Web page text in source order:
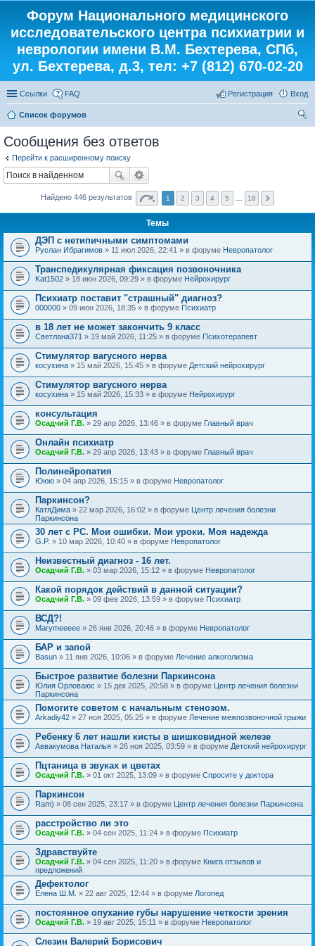
Форум Национального медицинского
исследовательского центра психиатрии и
неврологии имени В.М. Бехтерева, СПб,
ул. Бехтерева, д.3, тел: +7 (812) 670-02-20
Ссылки FAQ Вход
Регистрация
Список форумов
Сообщения без ответов
Перейти к расширенному поиску
Найдено 446 результатов 1 2 3 4 5 18
Темы
ДЭП с нетипичными симптомами
Руслан Ибрагимов » 11 июл 2026, 22:41 » в форуме Невропатолог
Транспедикулярная фиксация позвоночника
Kat1502 » 18 июн 2026, 09:29 » в форуме Нейрохирург
Психиатр поставит "страшный" диагноз?
000000 » 09 июн 2026, 18:35 » в форуме Психиатр
в 18 лет не может закончить 9 класс
Светлана371 » 19 май 2026, 11:25 » в форуме Психотерапевт
Стимулятор вагусного нерва
косухина » 15 май 2026, 15:45 » в форуме Детский нейрохирург
Стимулятор вагусного нерва
косухина » 15 май 2026, 15:33 » в форуме Нейрохирург
консультация
Осадчий Г.В. » 29 апр 2026, 13:46 » в форуме Главный врач
Онлайн психиатр
Осадчий Г.В. » 29 апр 2026, 13:43 » в форуме Главный врач
Полинейропатия
Ююю » 04 апр 2026, 15:15 » в форуме Невропатолог
Паркинсон?
КатяДима » 22 мар 2026, 16:02 » в форуме Центр лечения болезни
Паркинсона
30 лет с РС. Мои ошибки. Мои уроки. Моя надежда
G.P. » 10 мар 2026, 10:40 » в форуме Невропатолог
Неизвестный диагноз - 16 лет.
Осадчий Г.В. » 03 мар 2026, 15:12 » в форуме Невропатолог
Какой порядок действий в данной ситуации?
Осадчий Г.В. » 09 фев 2026, 13:59 » в форуме Психиатр
ВСД?!
Marymeeeee » 26 янв 2026, 20:46 » в форуме Невропатолог
БАР и запой
Basun » 11 янв 2026, 10:06 » в форуме Лечение алкоголизма
Быстрое развитие болезни Паркинсона
Юлия Орловаюс » 15 дек 2025, 20:58 » в форуме Центр лечения болезни
Паркинсона
Помогите советом с начальным стенозом.
Arkadiy42 » 27 ноя 2025, 05:25 » в форуме Лечение межпозвоночной грыжи
Ребенку 6 лет нашли кисты в шишковидной железе
Аввакумова Наталья » 26 ноя 2025, 03:59 » в форуме Детский нейрохирург
Пцтаница в звуках и цветах
Осадчий Г.В. » 01 окт 2025, 13:09 » в форуме Спросите у доктора
Паркинсон
Ram) » 08 сен 2025, 23:17 » в форуме Центр лечения болезни Паркинсона
расстройство ли это
Осадчий Г.В. » 04 сен 2025, 11:24 » в форуме Психиатр
Здравствуйте
Осадчий Г.В. » 04 сен 2025, 11:20 » в форуме Книга отзывов и
предложений
Дефектолог
Елена Ш.М. » 22 авг 2025, 12:44 » в форуме Логопед
постоянное опухание губы нарушение четкости зрения
Осадчий Г.В. » 19 авг 2025, 15:11 » в форуме Невропатолог
Слезин Валерий Борисович